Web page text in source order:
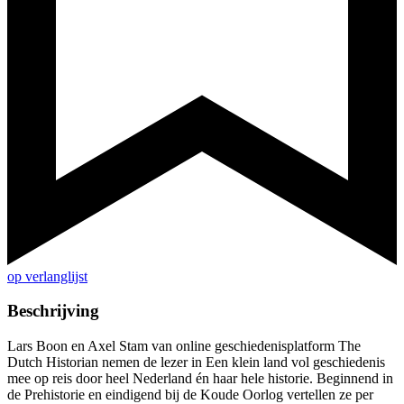
op verlanglijst
Beschrijving
Lars Boon en Axel Stam van online geschiedenisplatform The
Dutch Historian nemen de lezer in Een klein land vol geschiedenis
mee op reis door heel Nederland én haar hele historie. Beginnend in
de Prehistorie en eindigend bij de Koude Oorlog vertellen ze per